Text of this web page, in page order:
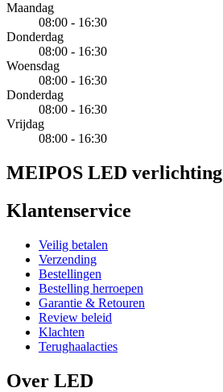
Maandag
08:00 - 16:30
Donderdag
08:00 - 16:30
Woensdag
08:00 - 16:30
Donderdag
08:00 - 16:30
Vrijdag
08:00 - 16:30
MEIPOS LED verlichting
Klantenservice
Veilig betalen
Verzending
Bestellingen
Bestelling herroepen
Garantie & Retouren
Review beleid
Klachten
Terughaalacties
Over LED